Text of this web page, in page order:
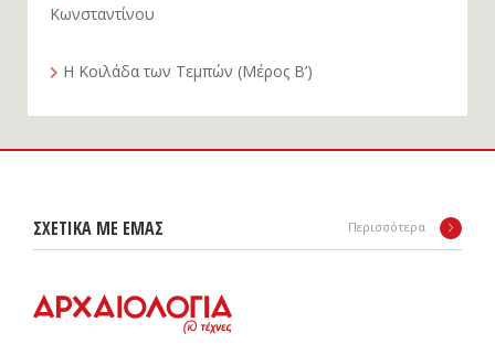
Κωνσταντίνου
Η Κοιλάδα των Τεμπών (Μέρος Β’)
ΣΧΕΤΙΚΑ ΜΕ ΕΜΑΣ Περισσότερα